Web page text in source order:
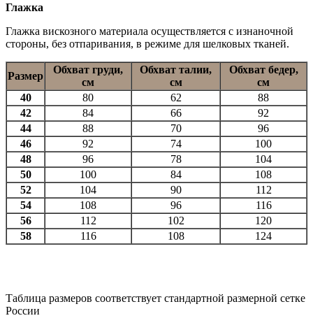
Глажка
Глажка вискозного материала осуществляется с изнаночной
стороны, без отпаривания, в режиме для шелковых тканей.
Размер
Обхват груди,
см
Обхват талии,
см
Обхват бедер,
см
40
80 62
88
42
84 66
92
44
88 70
96
46
92 74
100
48
96 78
104
50
100 84
108
52
104 90
112
54
108 96
116
56
112 102
120
58
116 108 124
Таблица размеров соответствует стандартной размерной сетке
России